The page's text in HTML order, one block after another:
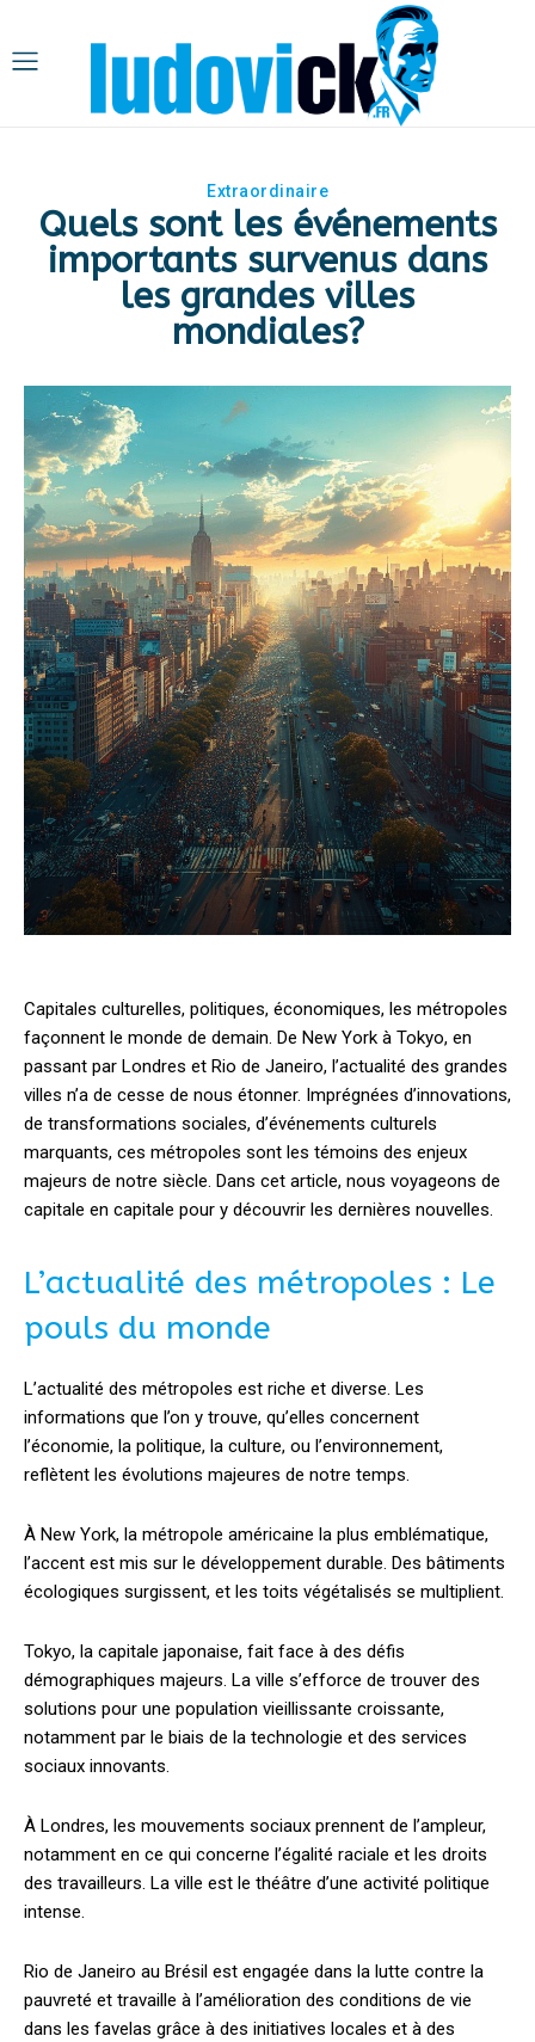
Extraordinaire
Quels sont les événements
importants survenus dans
les grandes villes
mondiales?
Capitales culturelles, politiques, économiques, les métropoles
façonnent le monde de demain. De New York à Tokyo, en
passant par Londres et Rio de Janeiro, l’actualité des grandes
villes n’a de cesse de nous étonner. Imprégnées d’innovations,
de transformations sociales, d’événements culturels
marquants, ces métropoles sont les témoins des enjeux
majeurs de notre siècle. Dans cet article, nous voyageons de
capitale en capitale pour y découvrir les dernières nouvelles.
L’actualité des métropoles : Le
pouls du monde
L’actualité des métropoles est riche et diverse. Les
informations que l’on y trouve, qu’elles concernent
l’économie, la politique, la culture, ou l’environnement,
reflètent les évolutions majeures de notre temps.
À New York, la métropole américaine la plus emblématique,
l’accent est mis sur le développement durable. Des bâtiments
écologiques surgissent, et les toits végétalisés se multiplient.
Tokyo, la capitale japonaise, fait face à des défis
démographiques majeurs. La ville s’efforce de trouver des
solutions pour une population vieillissante croissante,
notamment par le biais de la technologie et des services
sociaux innovants.
À Londres, les mouvements sociaux prennent de l’ampleur,
notamment en ce qui concerne l’égalité raciale et les droits
des travailleurs. La ville est le théâtre d’une activité politique
intense.
Rio de Janeiro au Brésil est engagée dans la lutte contre la
pauvreté et travaille à l’amélioration des conditions de vie
dans les favelas grâce à des initiatives locales et à des